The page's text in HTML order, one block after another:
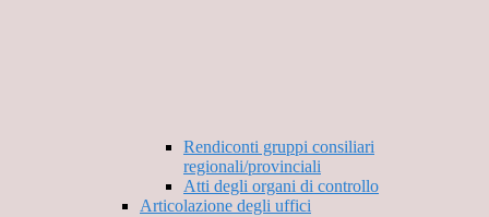
Rendiconti gruppi consiliari
regionali/provinciali
Atti degli organi di controllo
Articolazione degli uffici